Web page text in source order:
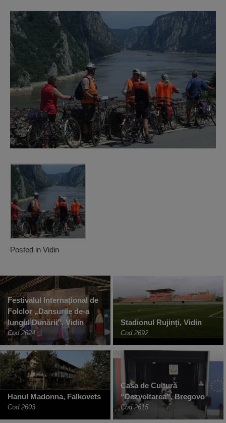
Posted in Vidin
Festivalul Internațional de
Folclor „Dansurile de-a
lungul Dunării”, Vidin
Cod 2624
Stadionul Rujinți, Vidin
Cod 2692
Hanul Madonna, Falkovets
Cod 2603
Casa de Cultură
“Dezvoltarea”, Bregovo
Cod 2615